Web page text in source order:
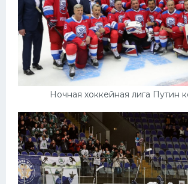
Ночная хоккейная лига Путин